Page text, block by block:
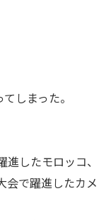
しまった。
したモロッコ、
会で躍進したカメ